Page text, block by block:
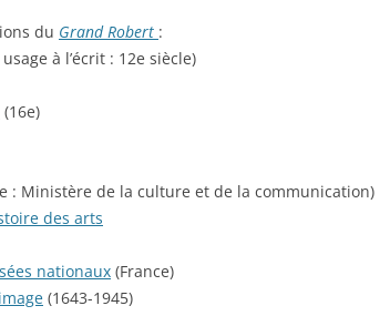
du Grand Robert :
à l’écrit : 12e siècle)
(16e)
: Ministère de la culture et de la communication)
des arts
nationaux (France)
(1643-1945)